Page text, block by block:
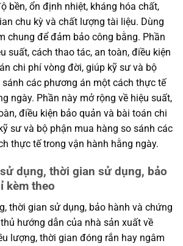
bền, ổn định nhiệt, kháng hóa chất,
chu kỳ và chất lượng tài liệu. Dùng
chung để đảm bảo công bằng. Phần
suất, cách thao tác, an toàn, điều kiện
chi phí vòng đời, giúp kỹ sư và bộ
các phương án một cách thực tế
ngày. Phần này mở rộng về hiệu suất,
điều kiện bảo quản và bài toán chi
sư và bộ phận mua hàng so sánh các
thực tế trong vận hành hằng ngày.
dụng, thời gian sử dụng, bảo
kèm theo
thời gian sử dụng, bảo hành và chứng
hướng dẫn của nhà sản xuất về
lượng, thời gian đóng rắn hay ngâm